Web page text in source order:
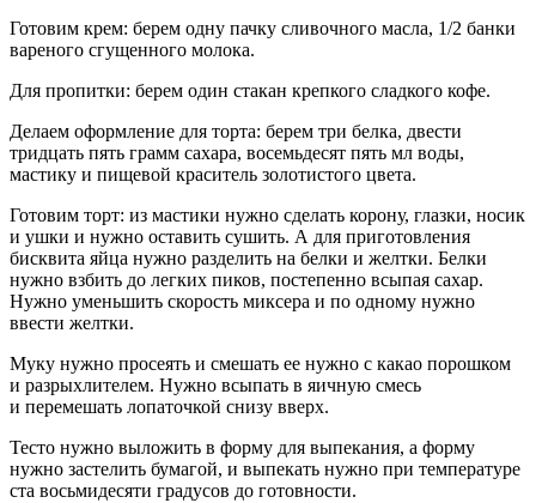
Готовим крем: берем одну пачку сливочного масла, 1/2 банки
вареного сгущенного молока.
Для пропитки: берем один стакан крепкого сладкого кофе.
Делаем оформление для торта: берем три белка, двести
тридцать пять грамм сахара, восемьдесят пять мл воды,
мастику и пищевой краситель золотистого цвета.
Готовим торт: из мастики нужно сделать корону, глазки, носик
и ушки и нужно оставить сушить. А для приготовления
бисквита яйца нужно разделить на белки и желтки. Белки
нужно взбить до легких пиков, постепенно всыпая сахар.
Нужно уменьшить скорость миксера и по одному нужно
ввести желтки.
Муку нужно просеять и смешать ее нужно с какао порошком
и разрыхлителем. Нужно всыпать в яичную смесь
и перемешать лопаточкой снизу вверх.
Тесто нужно выложить в форму для выпекания, а форму
нужно застелить бумагой, и выпекать нужно при температуре
ста восьмидесяти градусов до готовности.